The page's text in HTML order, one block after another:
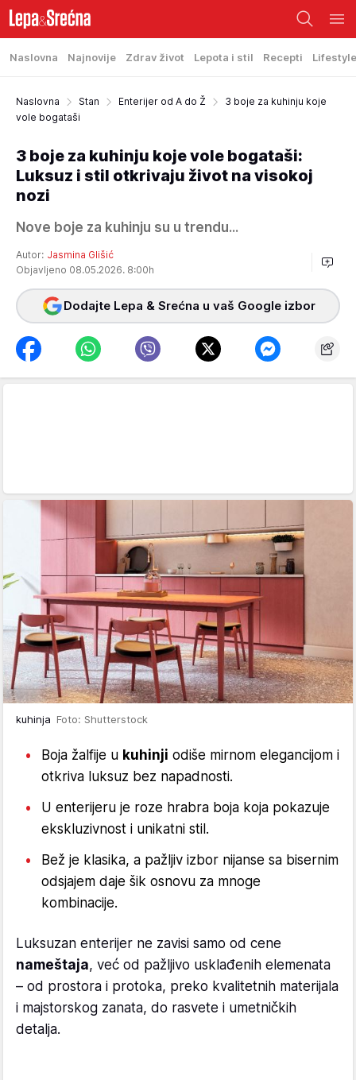
Naslovna Najnovije Zdrav život Lepota i stil Recepti Lifestyle
Naslovna Stan Enterijer od A do Ž
3 boje za kuhinju koje
vole bogataši
3 boje za kuhinju koje vole bogataši:
Luksuz i stil otkrivaju život na visokoj
nozi
Nove boje za kuhinju su u trendu...
Autor: Jasmina Glišić
Objavljeno 08.05.2026. 8:00h
Dodajte Lepa & Srećna u vaš Google izbor
kuhinja Foto: Shutterstock
Boja žalfije u kuhinji odiše mirnom elegancijom i
otkriva luksuz bez napadnosti.
U enterijeru je roze hrabra boja koja pokazuje
ekskluzivnost i unikatni stil.
Bež je klasika, a pažljiv izbor nijanse sa bisernim
odsjajem daje šik osnovu za mnoge
kombinacije.
Luksuzan enterijer ne zavisi samo od cene
nameštaja, već od pažljivo usklađenih elemenata
– od prostora i protoka, preko kvalitetnih materijala
i majstorskog zanata, do rasvete i umetničkih
detalja.